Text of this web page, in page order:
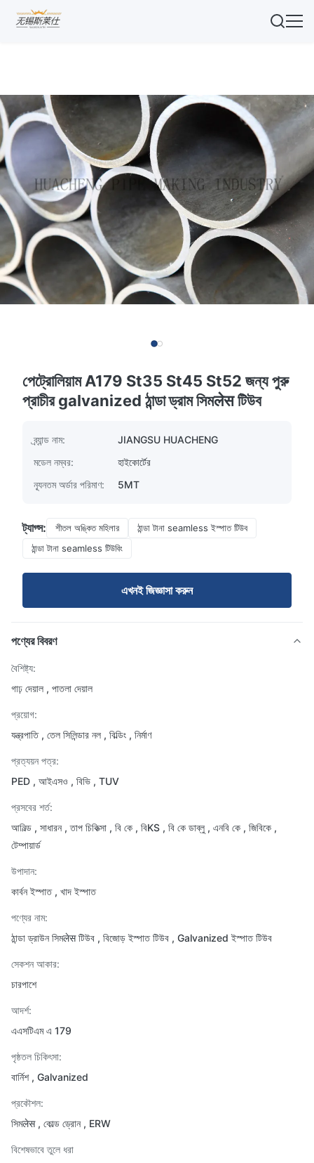
পেট্রোলিয়াম A179 St35 St45 St52 জন্য পুরু
প্রাচীর galvanized ঠান্ডা ড্রাম সিমलेस টিউব
ব্র্যান্ড নাম:
JIANGSU HUACHENG
মডেল নম্বর:
হাইকোর্টের
ন্যূনতম অর্ডার পরিমাণ:
5MT
ট্যাগ্স: শীতল অঙ্কিত মহিলার
ঠান্ডা টানা seamless ইস্পাত টিউব
ঠান্ডা টানা seamless টিউবিং
এখনই জিজ্ঞাসা করুন
পণ্যের বিবরণ
বৈশিষ্ট্য:
গাঢ় দেয়াল , পাতলা দেয়াল
প্রয়োগ:
যন্ত্রপাতি , তেল সিলিন্ডার নল , বিল্ডিং , নির্মাণ
প্রত্যয়ন পত্র:
PED , আইএসও , বিভি , TUV
প্রসবের শর্ত:
আনিল্ড , সাধারন , তাপ চিকিত্সা , বি কে , বিKS , বি কে ডাব্লু , এনবি কে , জিবিকে ,
টেম্পায়ার্ড
উপাদান:
কার্বন ইস্পাত , খাদ ইস্পাত
পণ্যের নাম:
ঠান্ডা ড্রাউন সিমलेस টিউব , বিজোড় ইস্পাত টিউব , Galvanized ইস্পাত টিউব
সেকশন আকার:
চারপাশে
আদর্শ:
এএসটিএম এ 179
পৃষ্ঠতল চিকিৎসা:
বার্নিশ , Galvanized
প্রকৌশল:
সিমलेस , কোল্ড ড্রোন , ERW
বিশেষভাবে তুলে ধরা